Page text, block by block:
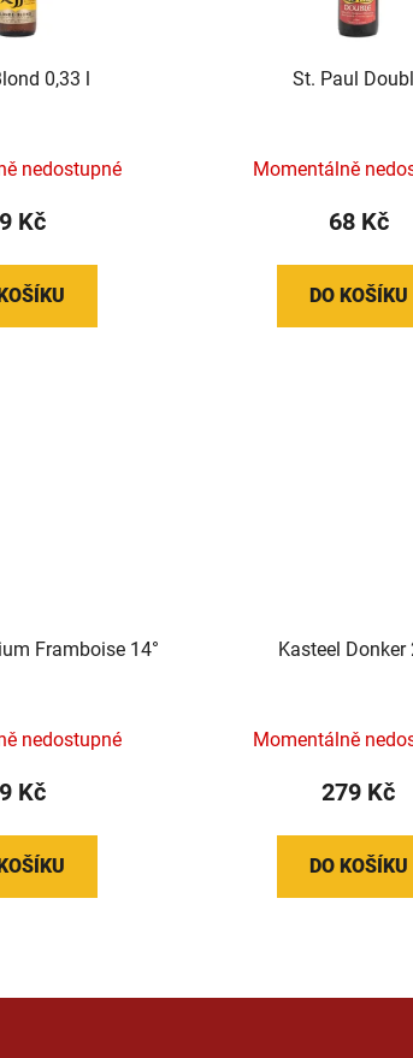
0,33 l
nedostupné
Kč
St. Paul
Momentálně
68 Kč
DO KOŠÍKU
Framboise 14°
nedostupné
Kč
Kasteel Donker
Momentálně
279 Kč
DO KOŠÍKU